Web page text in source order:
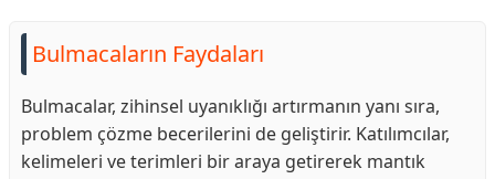
Bulmacaların Faydaları
Bulmacalar, zihinsel uyanıklığı artırmanın yanı sıra,
problem çözme becerilerini de geliştirir. Katılımcılar,
kelimeleri ve terimleri bir araya getirerek mantık